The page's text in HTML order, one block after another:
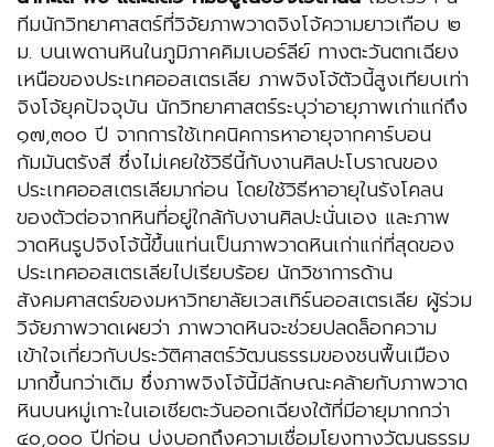
ทีมนักวิทยาศาสตร์ที่วิจัยภาพวาดจิงโจ้ความยาวเกือบ ๒
ม. บนเพดานหินในภูมิภาคคิมเบอร์ลีย์ ทางตะวันตกเฉียง
เหนือของประเทศออสเตรเลีย ภาพจิงโจ้ตัวนี้สูงเทียบเท่า
จิงโจ้ยุคปัจจุบัน นักวิทยาศาสตร์ระบุว่าอายุภาพเก่าแก่ถึง
๑๗,๓๐๐ ปี จากการใช้เทคนิคการหาอายุจากคาร์บอน
กัมมันตรังสี ซึ่งไม่เคยใช้วิธีนี้กับงานศิลปะโบราณของ
ประเทศออสเตรเลียมาก่อน โดยใช้วิธีหาอายุในรังโคลน
ของตัวต่อจากหินที่อยู่ใกล้กับงานศิลปะนั่นเอง และภาพ
วาดหินรูปจิงโจ้นี้ขึ้นแท่นเป็นภาพวาดหินเก่าแก่ที่สุดของ
ประเทศออสเตรเลียไปเรียบร้อย นักวิชาการด้าน
สังคมศาสตร์ของมหาวิทยาลัยเวสเทิร์นออสเตรเลีย ผู้ร่วม
วิจัยภาพวาดเผยว่า ภาพวาดหินจะช่วยปลดล็อกความ
เข้าใจเกี่ยวกับประวัติศาสตร์วัฒนธรรมของชนพื้นเมือง
มากขึ้นกว่าเดิม ซึ่งภาพจิงโจ้นี้มีลักษณะคล้ายกับภาพวาด
หินบนหมู่เกาะในเอเชียตะวันออกเฉียงใต้ที่มีอายุมากกว่า
๔๐,๐๐๐ ปีก่อน บ่งบอกถึงความเชื่อมโยงทางวัฒนธรรม